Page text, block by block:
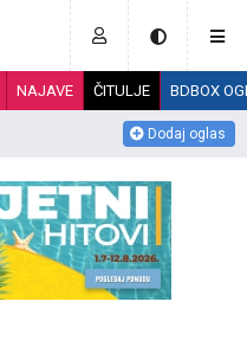
NAJAVE ČITULJE BDBOX
Dodaj oglas